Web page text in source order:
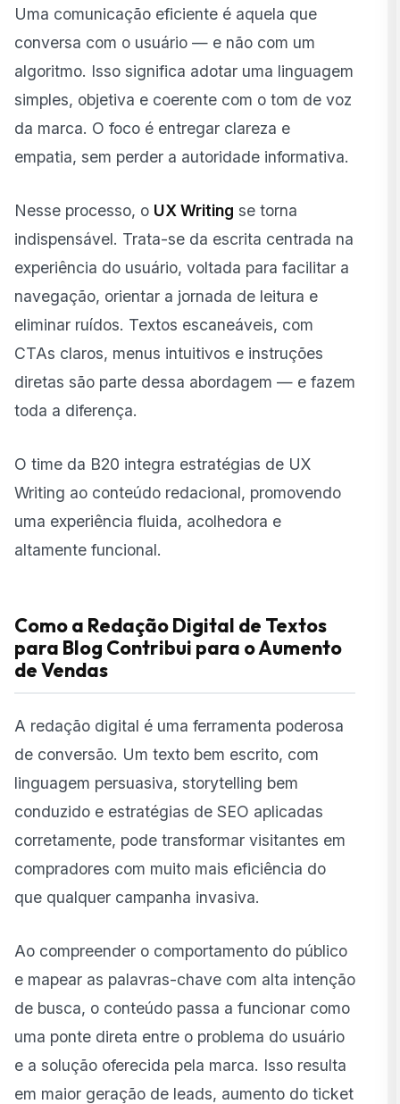
Uma comunicação eficiente é aquela que
conversa com o usuário — e não com um
algoritmo. Isso significa adotar uma linguagem
simples, objetiva e coerente com o tom de voz
da marca. O foco é entregar clareza e
empatia, sem perder a autoridade informativa.
Nesse processo, o UX Writing se torna
indispensável. Trata-se da escrita centrada na
experiência do usuário, voltada para facilitar a
navegação, orientar a jornada de leitura e
eliminar ruídos. Textos escaneáveis, com
CTAs claros, menus intuitivos e instruções
diretas são parte dessa abordagem — e fazem
toda a diferença.
O time da B20 integra estratégias de UX
Writing ao conteúdo redacional, promovendo
uma experiência fluida, acolhedora e
altamente funcional.
Como a Redação Digital de Textos
para Blog Contribui para o Aumento
de Vendas
A redação digital é uma ferramenta poderosa
de conversão. Um texto bem escrito, com
linguagem persuasiva, storytelling bem
conduzido e estratégias de SEO aplicadas
corretamente, pode transformar visitantes em
compradores com muito mais eficiência do
que qualquer campanha invasiva.
Ao compreender o comportamento do público
e mapear as palavras-chave com alta intenção
de busca, o conteúdo passa a funcionar como
uma ponte direta entre o problema do usuário
e a solução oferecida pela marca. Isso resulta
em maior geração de leads, aumento do ticket